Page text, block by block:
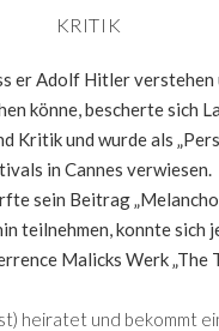
KRITIK
er Adolf Hitler verstehen
könne, bescherte sich
Kritik und wurde als
in Cannes verwiesen.
sein Beitrag
teilnehmen, konnte sich
Malicks Werk „The
heiratet und bekommt